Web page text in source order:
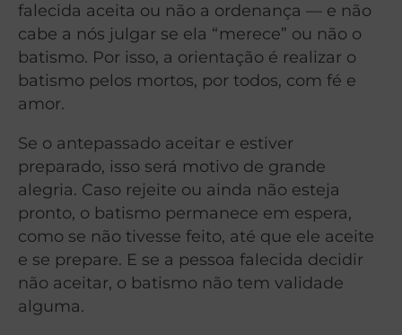
falecida aceita ou não a ordenança — e não
cabe a nós julgar se ela “merece” ou não o
batismo. Por isso, a orientação é realizar o
batismo pelos mortos, por todos, com fé e
amor.
Se o antepassado aceitar e estiver
preparado, isso será motivo de grande
alegria. Caso rejeite ou ainda não esteja
pronto, o batismo permanece em espera,
como se não tivesse feito, até que ele aceite
e se prepare. E se a pessoa falecida decidir
não aceitar, o batismo não tem validade
alguma.